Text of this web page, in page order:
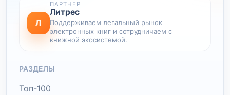
Л
ПАРТНЕР
Литрес
Поддерживаем легальный рынок
электронных книг и сотрудничаем с
книжной экосистемой.
РАЗДЕЛЫ
Топ-100